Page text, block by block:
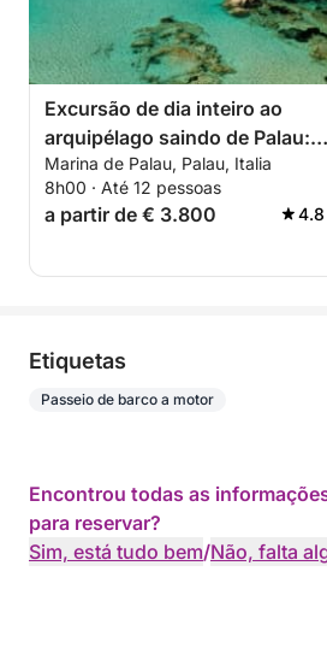
Excursão de dia inteiro ao
arquipélago saindo de Palau:
Caprera, Maddalena, Spargi e
Budelli
Marina de Palau, Palau, Italia
8h00 · Até 12 pessoas
a partir de € 3.800 4.8
Etiquetas
Passeio de barco a motor
Encontrou todas as
para reservar?
Sim, está tudo bem/Não, falta